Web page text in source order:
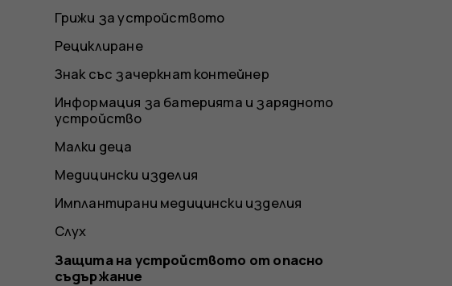
Грижи за устройството
Рециклиране
Знак със зачеркнат контейнер
Информация за батерията и зарядното
устройство
Малки деца
Медицински изделия
Имплантирани медицински изделия
Слух
Защита на устройството от опасно
съдържание